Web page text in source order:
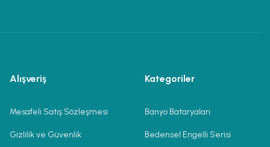
Alışveriş
Mesafeli Satış Sözleşmesi
Gizlilik ve Güvenlik
Kategoriler
Banyo Bataryaları
Bedensel Engelli Serisi